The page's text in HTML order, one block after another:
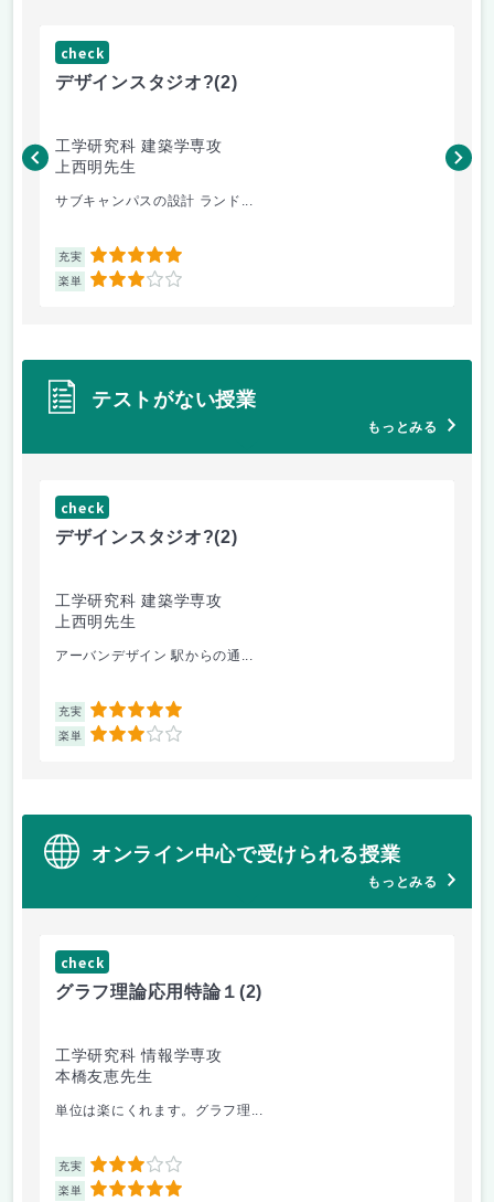
check
デザインスタジオ?(2)
工学研究科 建築学専攻
上西明先生
サブキャンパスの設計 ランド...
充実 5
楽単 3
こ
テストがない授業
もっとみる
check
デザインスタジオ?(2)
工学研究科 建築学専攻
上西明先生
アーバンデザイン 駅からの通...
充実 5
楽単 3
オンライン中心で受けられる授業
もっとみる
check
グラフ理論応用特論１ (2)
工学研究科 情報学専攻
本橋友恵先生
単位は楽にくれます。グラフ理...
充実 3
楽単 5